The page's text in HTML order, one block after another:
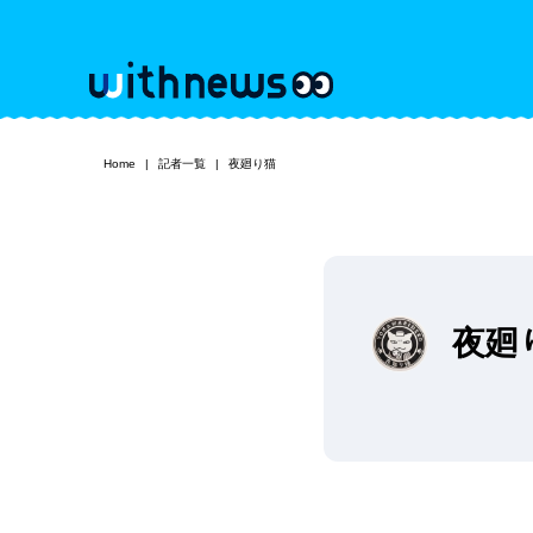
Home 記者一覧 夜廻り猫
夜廻